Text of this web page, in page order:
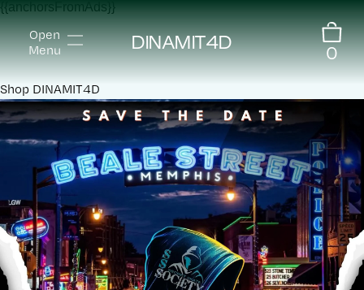
{{anchorsFromAds}}
Open
Menu
DINAMIT4D 0
Shop DINAMIT4D